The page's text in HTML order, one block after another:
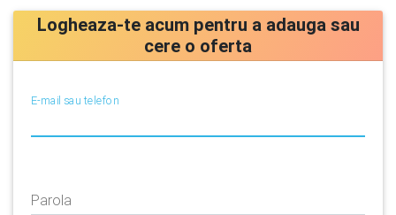
Logheaza-te acum pentru a adauga sau
cere o oferta
E-mail sau telefon
Parola